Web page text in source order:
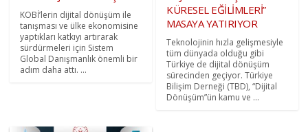
KOBİ’lerin dijital dönüşüm ile
tanışması ve ülke ekonomisine
yaptıkları katkıyı artırarak
sürdürmeleri için Sistem
Global Danışmanlık önemli bir
adım daha attı. ...
KÜRESEL EĞİLİMLERİ”
MASAYA YATIRIYOR
Teknolojinin hızla gelişmesiyle
tüm dünyada olduğu gibi
Türkiye de dijital dönüşüm
sürecinden geçiyor. Türkiye
Bilişim Derneği (TBD), “Dijital
Dönüşüm”ün kamu ve ...